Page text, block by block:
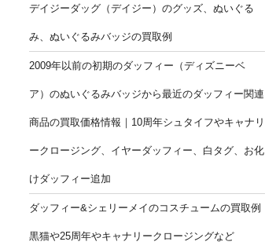
デイジーダッグ（デイジー）のグッズ、ぬいぐる
み、ぬいぐるみバッジの買取例
2009年以前の初期のダッフィー（ディズニーベ
ア）のぬいぐるみバッジから最近のダッフィー関連
商品の買取価格情報｜10周年シュタイフやキャナリ
ークロージング、イヤーダッフィー、白タグ、お化
けダッフィー追加
ダッフィー&シェリーメイのコスチュームの買取例
黒猫や25周年やキャナリークロージングなど